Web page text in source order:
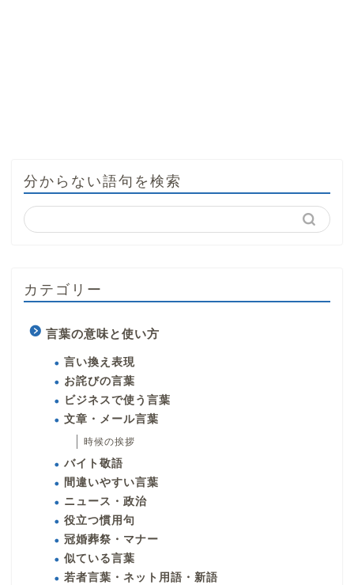
分からない語句を検索
カテゴリー
言葉の意味と使い方
言い換え表現
お詫びの言葉
ビジネスで使う言葉
文章・メール言葉
時候の挨拶
バイト敬語
間違いやすい言葉
ニュース・政治
役立つ慣用句
冠婚葬祭・マナー
似ている言葉
若者言葉・ネット用語・新語